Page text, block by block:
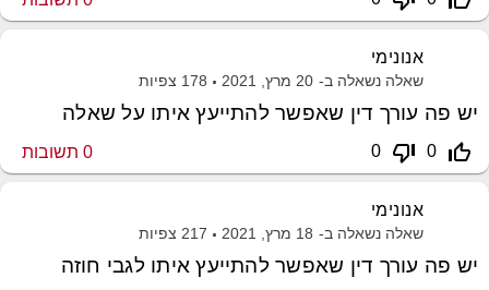
אנונימי
שאלה נשאלה ב- 20 מרץ, 2021 178 צפיות
יש פה עורך דין שאפשר להתייעץ איתו על שאלה
thumb_up_off_alt
0
thumb_down_off_alt
0
0 תשובות
אנונימי
שאלה נשאלה ב- 18 מרץ, 2021 217 צפיות
יש פה עורך דין שאפשר להתייעץ איתו לגבי חוזה